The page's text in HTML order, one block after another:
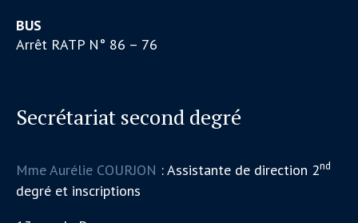
BUS
Arrêt RATP N° 86 – 76
Secrétariat second degré
Mme Aurélie COURJON : Assistante de direction 2nd
degré et inscriptions